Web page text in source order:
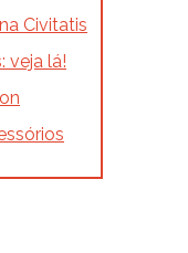
Civitatis
veja lá!